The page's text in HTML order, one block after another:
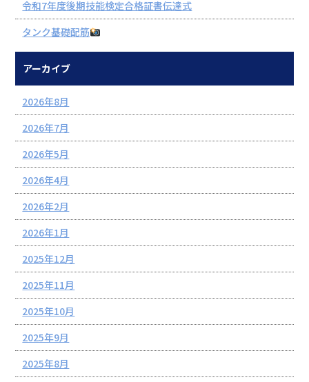
令和7年度後期技能検定合格証書伝達式
タンク基礎配筋
アーカイブ
2026年8月
2026年7月
2026年5月
2026年4月
2026年2月
2026年1月
2025年12月
2025年11月
2025年10月
2025年9月
2025年8月